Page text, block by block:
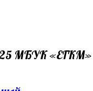
МБУК «ЕГКМ»